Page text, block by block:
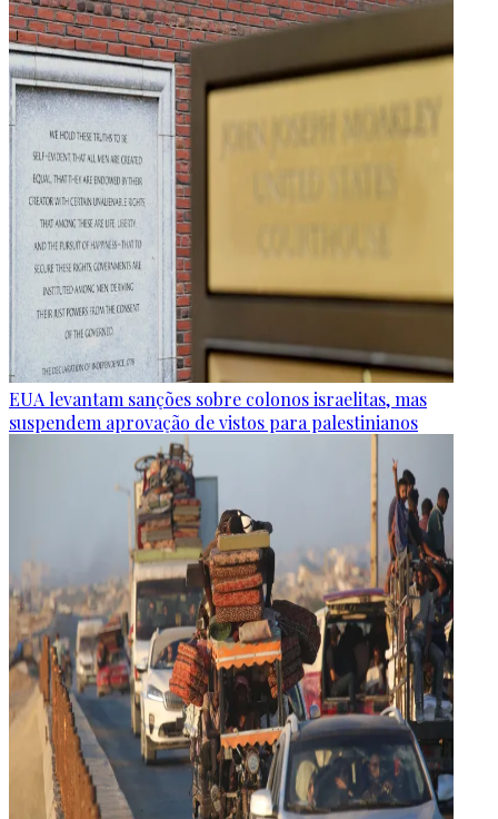
EUA levantam sanções sobre colonos israelitas, mas
suspendem aprovação de vistos para palestinianos